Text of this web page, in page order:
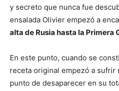
y secreto que nunca fue
ensalada Olivier empezó a
alta de Rusia hasta la Primera
En este punto, cuando se
receta original empezó a sufrir
punto de desaparecer en su